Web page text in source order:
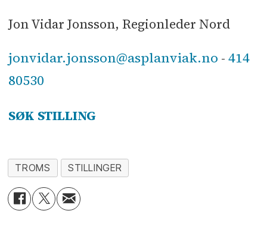
Jon Vidar Jonsson, Regionleder Nord
jonvidar.jonsson@asplanviak.no - 414
80530
SØK STILLING
TROMS STILLINGER